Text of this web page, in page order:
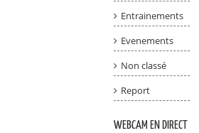
Entrainements
Evenements
Non classé
Report
WEBCAM EN DIRECT